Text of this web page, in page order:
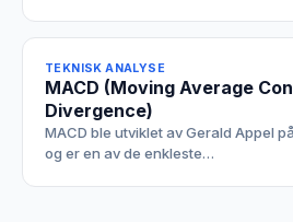
TEKNISK ANALYSE
MACD (Moving Average
Divergence)
MACD ble utviklet av Gerald Appel
og er en av de enkleste…